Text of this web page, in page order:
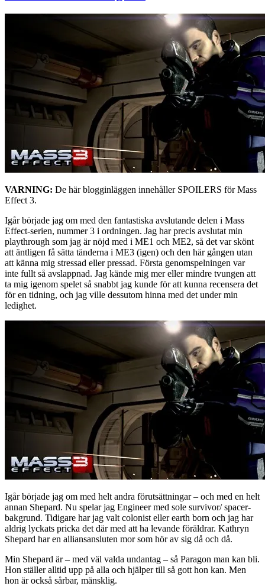
VARNING: De här blogginläggen innehåller SPOILERS för Mass
Effect 3.
Igår började jag om med den fantastiska avslutande delen i Mass
Effect-serien, nummer 3 i ordningen. Jag har precis avslutat min
playthrough som jag är nöjd med i ME1 och ME2, så det var skönt
att äntligen få sätta tänderna i ME3 (igen) och den här gången utan
att känna mig stressad eller pressad. Första genomspelningen var
inte fullt så avslappnad. Jag kände mig mer eller mindre tvungen att
ta mig igenom spelet så snabbt jag kunde för att kunna recensera det
för en tidning, och jag ville dessutom hinna med det under min
ledighet.
Igår började jag om med helt andra förutsättningar – och med en helt
annan Shepard. Nu spelar jag Engineer med sole survivor/ spacer-
bakgrund. Tidigare har jag valt colonist eller earth born och jag har
aldrig lyckats pricka det där med att ha levande föräldrar. Kathryn
Shepard har en alliansansluten mor som hör av sig då och då.
Min Shepard är – med väl valda undantag – så Paragon man kan bli.
Hon ställer alltid upp på alla och hjälper till så gott hon kan. Men
hon är också sårbar, mänsklig.